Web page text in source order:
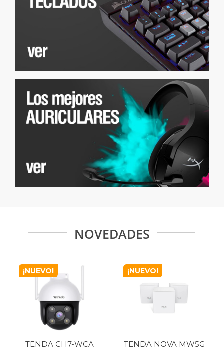
NOVEDADES
¡NUEVO!
TENDA CH7-WCA
¡NUEVO!
TENDA NOVA MW5G